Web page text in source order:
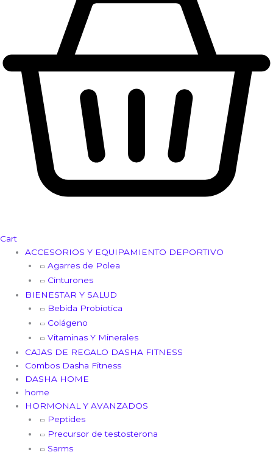
Cart
ACCESORIOS Y EQUIPAMIENTO DEPORTIVO
Agarres de Polea
Cinturones
BIENESTAR Y SALUD
Bebida Probiotica
Colágeno
Vitaminas Y Minerales
CAJAS DE REGALO DASHA FITNESS
Combos Dasha Fitness
DASHA HOME
home
HORMONAL Y AVANZADOS
Peptides
Precursor de testosterona
Sarms